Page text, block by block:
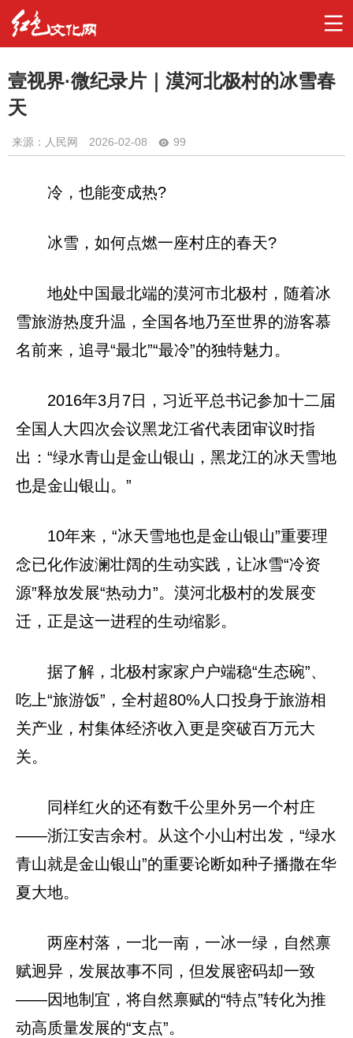
壹视界·微纪录片｜漠河北极村的冰雪春
天
来源：人民网 2026-02-08 99
冷，也能变成热?
冰雪，如何点燃一座村庄的春天?
地处中国最北端的漠河市北极村，随着冰
雪旅游热度升温，全国各地乃至世界的游客慕
名前来，追寻“最北”“最冷”的独特魅力。
2016年3月7日，习近平总书记参加十二届
全国人大四次会议黑龙江省代表团审议时指
出：“绿水青山是金山银山，黑龙江的冰天雪地
也是金山银山。”
10年来，“冰天雪地也是金山银山”重要理
念已化作波澜壮阔的生动实践，让冰雪“冷资
源”释放发展“热动力”。漠河北极村的发展变
迁，正是这一进程的生动缩影。
据了解，北极村家家户户端稳“生态碗”、
吃上“旅游饭”，全村超80%人口投身于旅游相
关产业，村集体经济收入更是突破百万元大
关。
同样红火的还有数千公里外另一个村庄
——浙江安吉余村。从这个小山村出发，“绿水
青山就是金山银山”的重要论断如种子播撒在华
夏大地。
两座村落，一北一南，一冰一绿，自然禀
赋迥异，发展故事不同，但发展密码却一致
——因地制宜，将自然禀赋的“特点”转化为推
动高质量发展的“支点”。